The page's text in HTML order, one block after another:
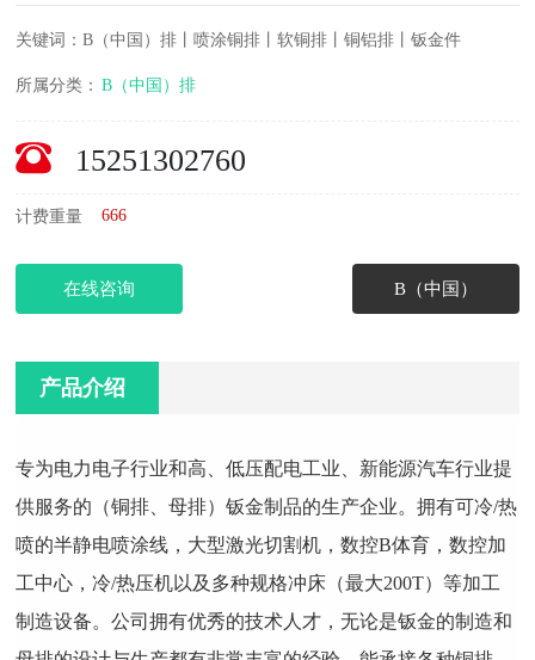
关键词：B（中国）排丨喷涂铜排丨软铜排丨铜铝排丨钣金件
所属分类： B（中国）排
15251302760
计费重量 666
在线咨询 B（中国）
产品介绍
专为电力电子行业和高、低压配电工业、新能源汽车行业提
供服务的（铜排、母排）钣金制品的生产企业。拥有可冷/热
喷的半静电喷涂线，大型激光切割机，数控B体育，数控加
工中心，冷/热压机以及多种规格冲床（最大200T）等加工
制造设备。公司拥有优秀的技术人才，无论是钣金的制造和